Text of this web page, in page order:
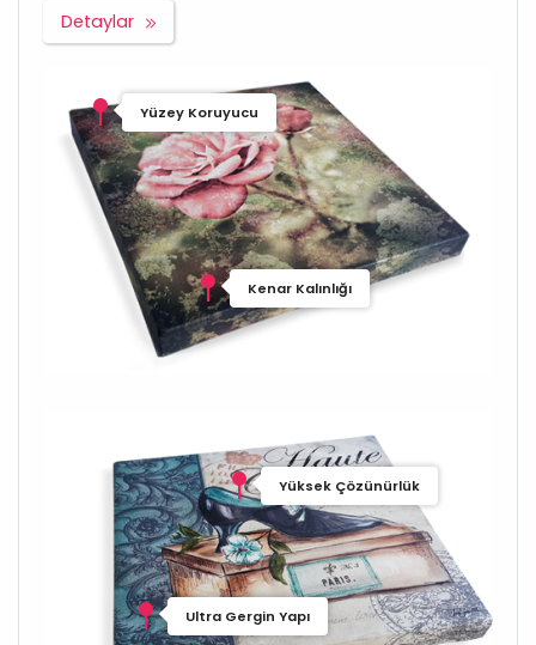
Detaylar
Yüzey Koruyucu
Kenar Kalınlığı
Yüksek Çözünürlük
Ultra Gergin Yapı